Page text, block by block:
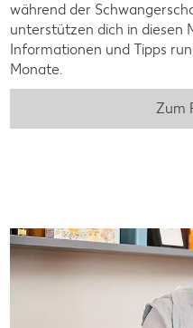
während der
unterstützen dich in diesen
Informationen und Tipps
Monate.
Zum